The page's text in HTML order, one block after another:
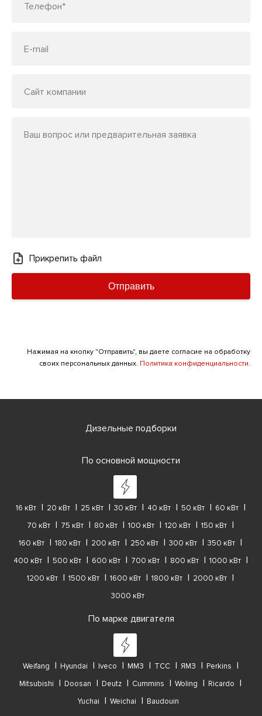
Телефон*
E-mail
Сайт компании
Ваш вопрос или предварительная заявка
Прикрепить файл
Отправить
Нажимая на кнопку "Отправить", вы даете согласие на обработку
своих персональных данных. Политика конфиденциальности.
Дизельные подборки
По основной мощности
16 кВт 20 кВт 25 кВт 30 кВт 40 кВт 50 кВт
60 кВт
70 кВт
75 кВт 80 кВт 100 кВт 120 кВт
150 кВт
160 кВт
180 кВт 200 кВт 250 кВт 300 кВт
350 кВт
400 кВт
500 кВт 600 кВт 700 кВт 800 кВт
1000 кВт
1200 кВт
1500 кВт 1600 кВт 1800 кВт
2000 кВт
3000 кВт
По марке двигателя
Weifang Hyundai Iveco ММЗ ТСС ЯМЗ
Perkins
Mitsubishi
Doosan Deutz Cummins Woling
Ricardo
Yuchai
Weichai Baudouin